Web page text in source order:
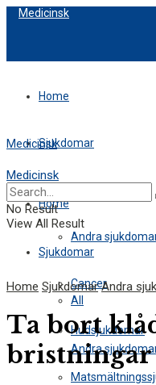
Medicinsk
Home
Sjukdomar
Andra
Cancer
Hudsjukdomar
Medicinsk
Home
Sjukdomar
All
Andra
Medicinsk
No Result
View All Result
Home Sjukdomar Andra
Ta bort
bristningar